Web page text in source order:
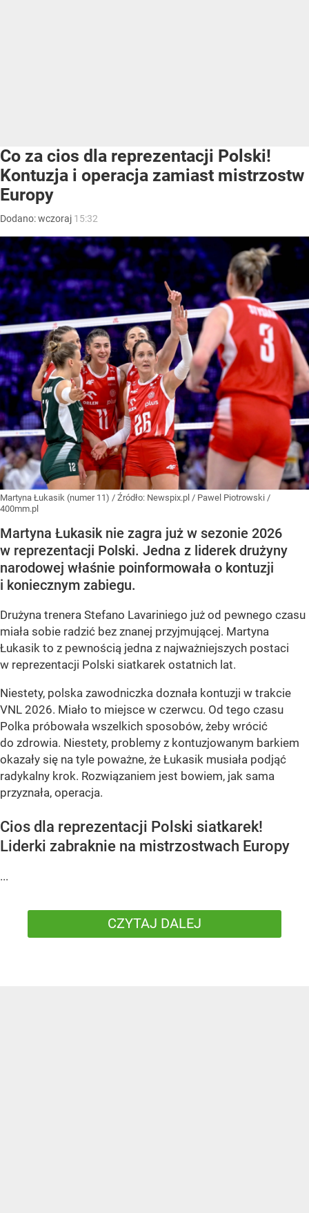
Co za cios dla reprezentacji Polski!
Kontuzja i operacja zamiast mistrzostw
Europy
Dodano:wczoraj 15:32
Martyna Łukasik (numer 11) / Źródło: Newspix.pl / Pawel Piotrowski /
400mm.pl
Martyna Łukasik nie zagra już w sezonie 2026
w reprezentacji Polski. Jedna z liderek drużyny
narodowej właśnie poinformowała o kontuzji
i koniecznym zabiegu.
Drużyna trenera Stefano Lavariniego już od pewnego czasu
miała sobie radzić bez znanej przyjmującej. Martyna
Łukasik to z pewnością jedna z najważniejszych postaci
w reprezentacji Polski siatkarek ostatnich lat.
Niestety, polska zawodniczka doznała kontuzji w trakcie
VNL 2026. Miało to miejsce w czerwcu. Od tego czasu
Polka próbowała wszelkich sposobów, żeby wrócić
do zdrowia. Niestety, problemy z kontuzjowanym barkiem
okazały się na tyle poważne, że Łukasik musiała podjąć
radykalny krok. Rozwiązaniem jest bowiem, jak sama
przyznała, operacja.
Cios dla reprezentacji Polski siatkarek!
Liderki zabraknie na mistrzostwach Europy
...
CZYTAJ DALEJ